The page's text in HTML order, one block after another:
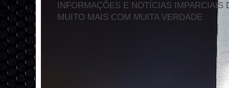
INFORMAÇÕES E NOTÍCIAS
MUITO MAIS COM MUITA VERDADE